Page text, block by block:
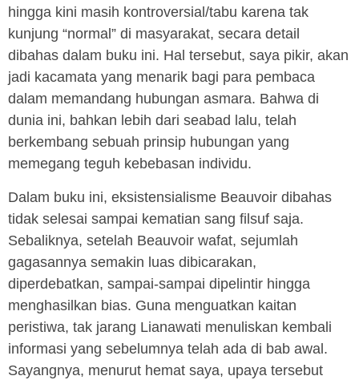
hingga kini masih kontroversial/tabu karena tak
kunjung “normal” di masyarakat, secara detail
dibahas dalam buku ini. Hal tersebut, saya pikir, akan
jadi kacamata yang menarik bagi para pembaca
dalam memandang hubungan asmara. Bahwa di
dunia ini, bahkan lebih dari seabad lalu, telah
berkembang sebuah prinsip hubungan yang
memegang teguh kebebasan individu.
Dalam buku ini, eksistensialisme Beauvoir dibahas
tidak selesai sampai kematian sang filsuf saja.
Sebaliknya, setelah Beauvoir wafat, sejumlah
gagasannya semakin luas dibicarakan,
diperdebatkan, sampai-sampai dipelintir hingga
menghasilkan bias. Guna menguatkan kaitan
peristiwa, tak jarang Lianawati menuliskan kembali
informasi yang sebelumnya telah ada di bab awal.
Sayangnya, menurut hemat saya, upaya tersebut